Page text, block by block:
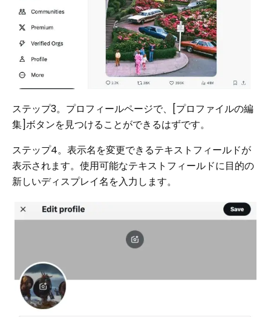
ステップ3。プロフィールページで、[プロファイルの編
集]ボタンを見つけることができるはずです。
ステップ4。表示名を変更できるテキストフィールドが
表示されます。使用可能なテキストフィールドに目的の
新しいディスプレイ名を入力します。